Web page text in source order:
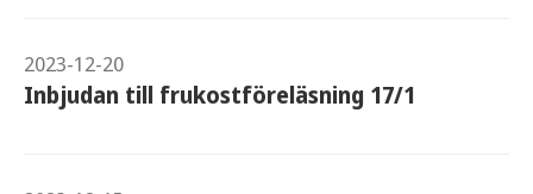
2023-12-20
Inbjudan till frukostföreläsning 17/1